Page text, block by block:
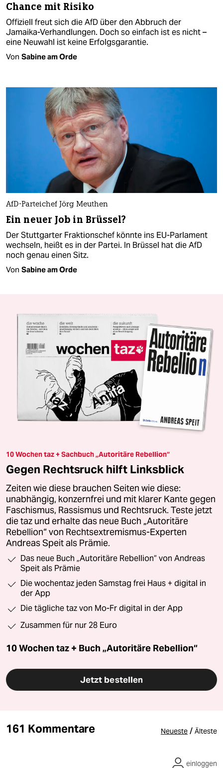
Chance mit Risiko
Offiziell freut sich die AfD über den Abbruch der
Jamaika-Verhandlungen. Doch so einfach ist es nicht –
eine Neuwahl ist keine Erfolgsgarantie.
Von Sabine am Orde
AfD-Parteichef Jörg Meuthen
Ein neuer Job in Brüssel?
Der Stuttgarter Fraktionschef könnte ins EU-Parlament
wechseln, heißt es in der Partei. In Brüssel hat die AfD
noch genau einen Sitz.
Von Sabine am Orde
10 Wochen taz + Sachbuch „Autoritäre Rebellion“
Gegen Rechtsruck hilft Linksblick
Zeiten wie diese brauchen Seiten wie diese:
unabhängig, konzernfrei und mit klarer Kante gegen
Faschismus, Rassismus und Rechtsruck. Teste jetzt
die taz und erhalte das neue Buch „Autoritäre
Rebellion“ von Rechtsextremismus-Experten
Andreas Speit als Prämie.
Das neue Buch „Autoritäre Rebellion“ von Andreas
Speit als Prämie
Die wochentaz jeden Samstag frei Haus + digital in
der App
Die tägliche taz von Mo-Fr digital in der App
Zusammen für nur 28 Euro
10 Wochen taz + Buch „Autoritäre Rebellion“
Jetzt bestellen
161 Kommentare Neueste / Älteste
einloggen